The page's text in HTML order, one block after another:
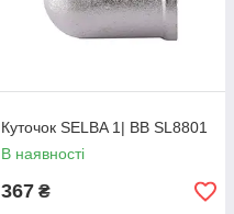
Куточок SELBA 1| ВВ SL8801
В наявності
367 ₴